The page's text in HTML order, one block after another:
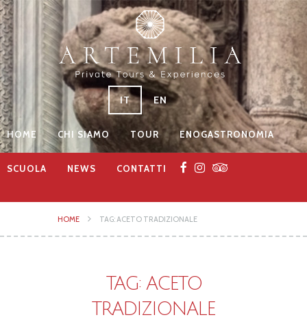
IT EN
HOME CHI SIAMO TOUR ENOGASTRONOMIA
SCUOLA NEWS CONTATTI
HOME TAG: ACETO TRADIZIONALE
TAG: ACETO
TRADIZIONALE